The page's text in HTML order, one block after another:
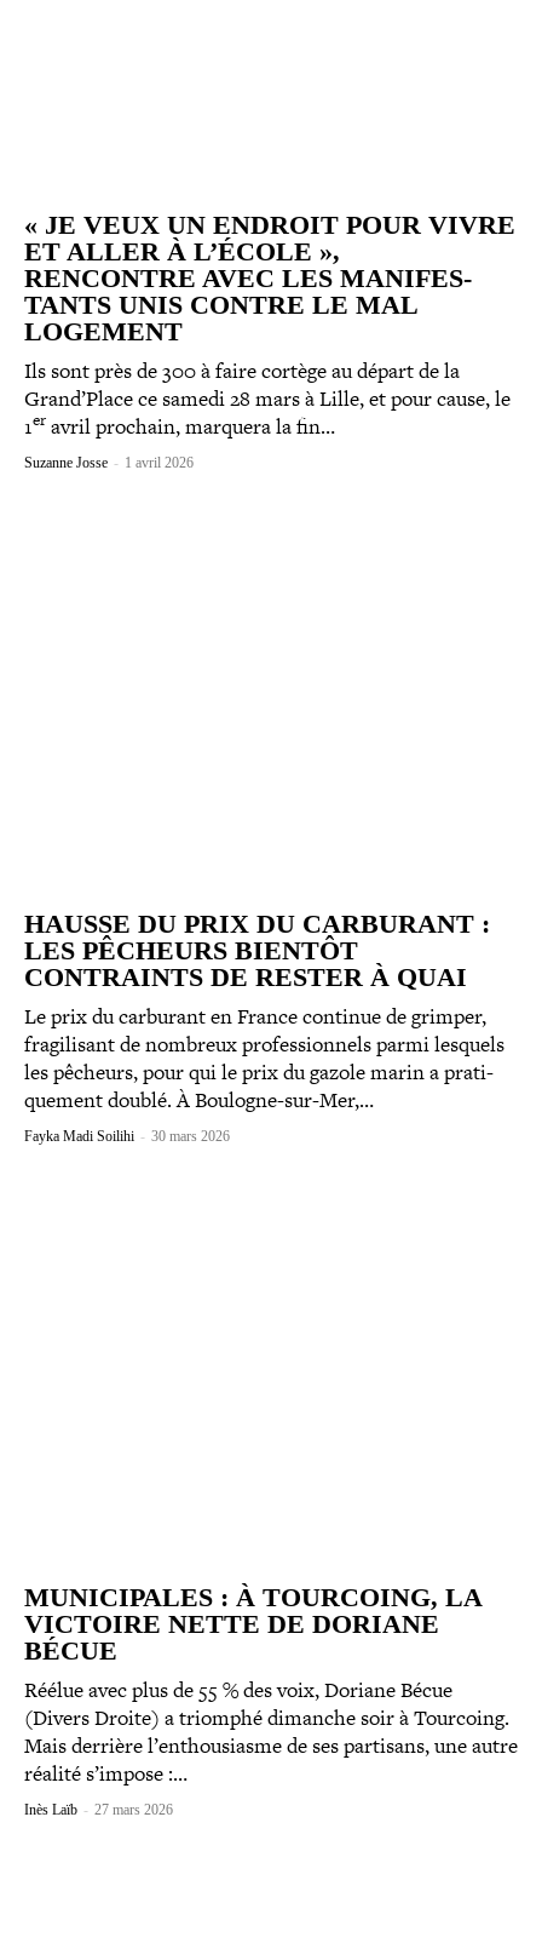
« JE VEUX UN ENDROIT POUR VIVRE
ET ALLER À L’ÉCOLE »,
RENCONTRE AVEC LES MANI­FES­
TANTS UNIS CONTRE LE MAL
LOGEMENT
Ils sont près de 300 à faire cortège au départ de la
Grand’Place ce samedi 28 mars à Lille, et pour cause, le
1er avril prochain, marquera la fin…
Suzanne Josse - 1 avril 2026
HAUSSE DU PRIX DU CARBURANT :
LES PÊCHEURS BIENTÔT
CONTRAINTS DE RESTER À QUAI
Le prix du carburant en France continue de grimper,
fra­gi­li­sant de nombreux pro­fes­sion­nels parmi lesquels
les pêcheurs, pour qui le prix du gazole marin a pra­ti­
que­ment doublé. À Boulogne-sur-Mer,…
Fayka Madi Soilihi - 30 mars 2026
MUNICIPALES : À TOURCOING, LA
VICTOIRE NETTE DE DORIANE
BÉCUE
Réélue avec plus de 55 % des voix, Doriane Bécue
(Divers Droite) a triomphé dimanche soir à Tourcoing.
Mais derrière l’enthousiasme de ses partisans, une autre
réalité s’impose :…
Inès Laïb - 27 mars 2026